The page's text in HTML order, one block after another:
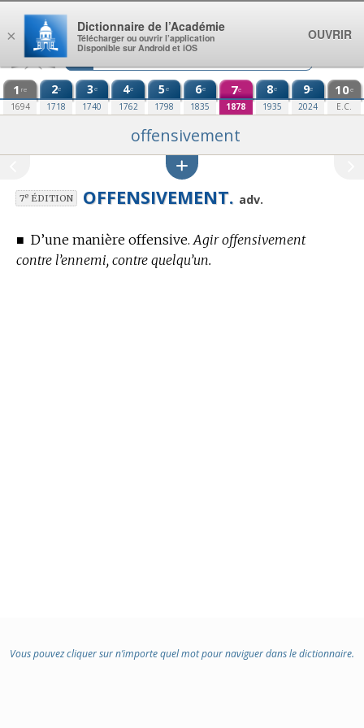
Aller au contenu
1 re
1694
2e
1718
3e
1740
4e
1762
5e
1798
6e
1835
7e
1878
8e
1935
9e
2024
10e
E.C.
offensivement
7eÉDITION OFFENSIVEMENT. adv.
■ D’une manière offensive. Agir offensivement
contre l’ennemi, contre quelqu’un.
Vous pouvez cliquer sur n’importe quel mot pour naviguer dans le dictionnaire.
×
Dictionnaire de l’Académie
Télécharger ou ouvrir l’application
Disponible sur Android et iOS
OUVRIR